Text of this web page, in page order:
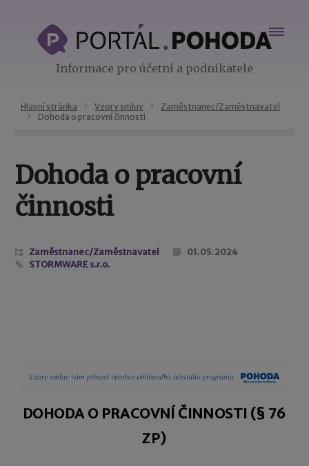
Informace pro účetní a podnikatele
Hlavní stránka Vzory smluv
Zaměstnanec/Zaměstnavatel
Dohoda o pracovní činnosti
Dohoda o pracovní
činnosti
Zaměstnanec/Zaměstnavatel
01. 05. 2024
STORMWARE s.r.o.
DOHODA O PRACOVNÍ ČINNOSTI (§ 76
ZP)